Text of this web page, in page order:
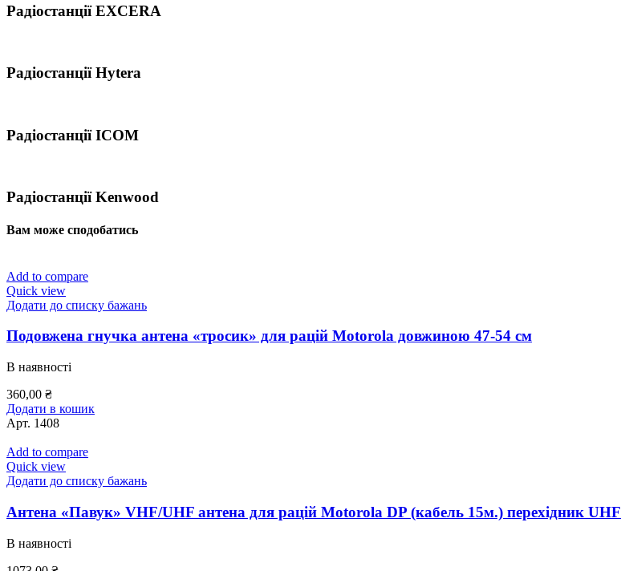
Радіостанції EXCERA
Радіостанції Hytera
Радіостанції ICOM
Радіостанції Kenwood
Вам може сподобатись
Add to compare
Quick view
Додати до списку бажань
Подовжена гнучка антена «тросик» для рацій Motorola довжиною 47-54 см
В наявності
360,00 ₴
Додати в кошик
Арт. 1408
Add to compare
Quick view
Додати до списку бажань
Антена «Павук» VHF/UHF антена для рацій Motorola DP (кабель 15м.) перехідник UHF
В наявності